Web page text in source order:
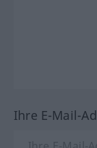
Ihre E-Mail-